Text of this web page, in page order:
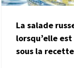
La salade
lorsqu’elle
sous la